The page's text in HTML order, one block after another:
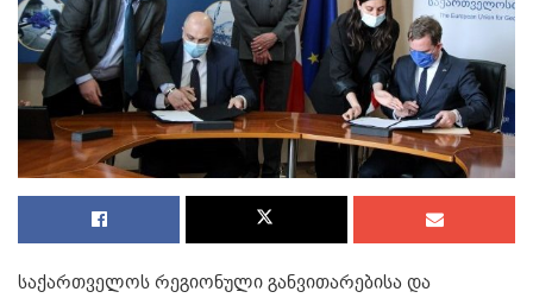
საქართველოს რეგიონული განვითარებისა და